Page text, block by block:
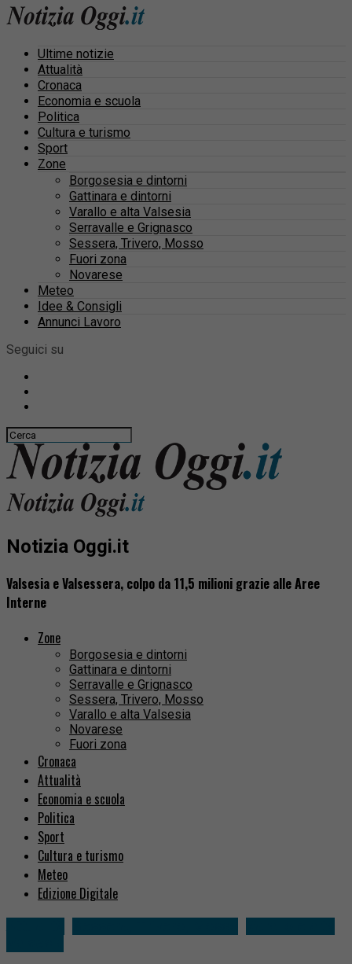
Ultime notizie
Attualità
Cronaca
Economia e scuola
Politica
Cultura e turismo
Sport
Zone
Borgosesia e dintorni
Gattinara e dintorni
Varallo e alta Valsesia
Serravalle e Grignasco
Sessera, Trivero, Mosso
Fuori zona
Novarese
Meteo
Idee & Consigli
Annunci Lavoro
Seguici su
Notizia Oggi.it
Valsesia e Valsessera, colpo da 11,5 milioni grazie alle Aree
Interne
Zone
Borgosesia e dintorni
Gattinara e dintorni
Serravalle e Grignasco
Sessera, Trivero, Mosso
Varallo e alta Valsesia
Novarese
Fuori zona
Cronaca
Attualità
Economia e scuola
Politica
Sport
Cultura e turismo
Meteo
Edizione Digitale